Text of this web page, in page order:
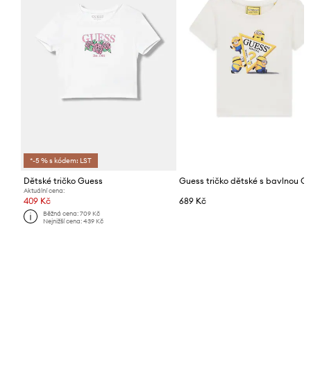
*-5 % s kódem: LST
Dětské tričko Guess
Aktuální cena:
409 Kč
Běžná cena:709 Kč
Nejnižší cena:439 Kč
689 Kč